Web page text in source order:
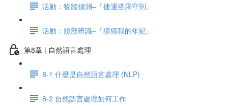
活動：物體偵測–「捷運搭乘守則」
活動：臉部辨識–「猜猜我的年紀」
第8章 | 自然語言處理
8-1 什麼是自然語言處理 (NLP)
8-2 自然語言處理如何工作